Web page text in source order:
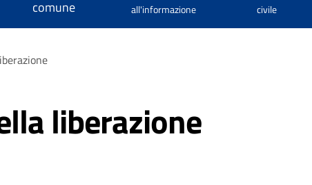
comune
all'informazione
civile
liberazione